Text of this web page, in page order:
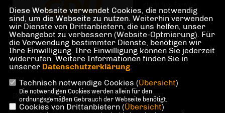
Investitionen und
Teilhabe im und am
Berliner Bezirk
Spandau.
IMPRESSUM DATENSCHUTZ KONTAKT
Diese Webseite verwendet Cookies, die notwendig
sind, um die Webseite zu nutzen. Weiterhin verwenden
wir Dienste von Drittanbietern, die uns helfen, unser
Webangebot zu verbessern (Website-Optmierung). Für
die Verwendung bestimmter Dienste, benötigen wir
Ihre Einwilligung. Ihre Einwilligung können Sie jederzeit
widerrufen. Weitere Informationen finden Sie in
unserer Datenschutzerklärung.
Technisch notwendige Cookies (Übersicht)
Die notwendigen Cookies werden allein für den
ordnungsgemäßen Gebrauch der Webseite benötigt.
Cookies von Drittanbietern (Übersicht)